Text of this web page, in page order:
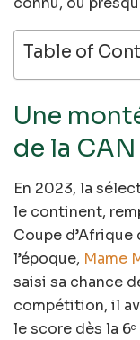
Table of
Une
de la
En 2023, la
le continent,
Coupe
l’époque, Mame
saisi sa chance
compétition, il
le score dès la 6e